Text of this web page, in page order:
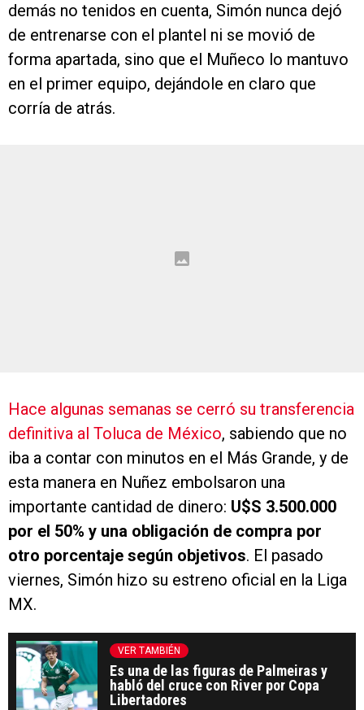
demás no tenidos en cuenta, Simón nunca dejó
de entrenarse con el plantel ni se movió de
forma apartada, sino que el Muñeco lo mantuvo
en el primer equipo, dejándole en claro que
corría de atrás.
Hace algunas semanas se cerró su transferencia
definitiva al Toluca de México, sabiendo que no
iba a contar con minutos en el Más Grande, y de
esta manera en Nuñez embolsaron una
importante cantidad de dinero: U$S 3.500.000
por el 50% y una obligación de compra por
otro porcentaje según objetivos. El pasado
viernes, Simón hizo su estreno oficial en la Liga
MX.
VER TAMBIÉN
Es una de las figuras de Palmeiras y
habló del cruce con River por Copa
Libertadores